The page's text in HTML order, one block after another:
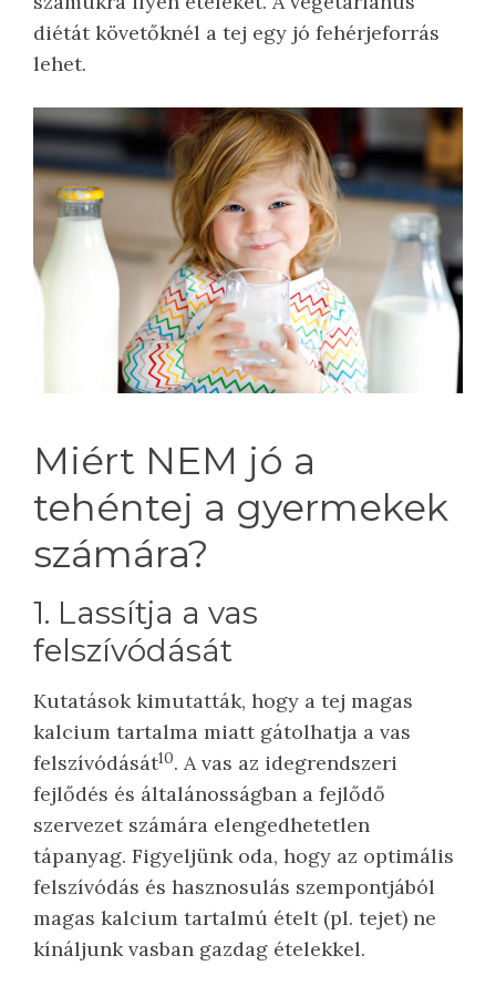
diétát követőknél a tej egy jó fehérjeforrás
lehet.
Miért NEM jó a
tehéntej a gyermekek
számára?
1. Lassítja a vas
felszívódását
Kutatások kimutatták, hogy a tej magas
kalcium tartalma miatt gátolhatja a vas
felszívódását10. A vas az idegrendszeri
fejlődés és általánosságban a fejlődő
szervezet számára elengedhetetlen
tápanyag. Figyeljünk oda, hogy az optimális
felszívódás és hasznosulás szempontjából
magas kalcium tartalmú ételt (pl. tejet) ne
kínáljunk vasban gazdag ételekkel.